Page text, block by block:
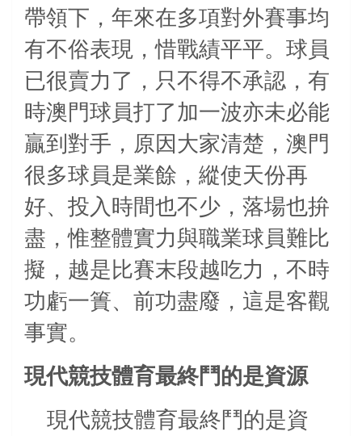
帶領下，年來在多項對外賽事均
有不俗表現，惜戰績平平。球員
已很賣力了，只不得不承認，有
時澳門球員打了加一波亦未必能
贏到對手，原因大家清楚，澳門
很多球員是業餘，縱使天份再
好、投入時間也不少，落場也拚
盡，惟整體實力與職業球員難比
擬，越是比賽末段越吃力，不時
功虧一簣、前功盡廢，這是客觀
事實。
現代競技體育最終鬥的是資源
現代競技體育最終鬥的是資